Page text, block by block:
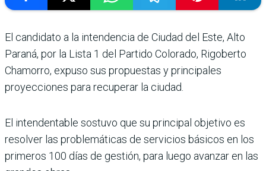
El candidato a la intendencia de Ciudad del Este, Alto
Paraná, por la Lista 1 del Partido Colorado, Rigoberto
Chamorro, expuso sus propuestas y principales
proyecciones para recuperar la ciudad.
El intendentable sostuvo que su principal objetivo es
resolver las problemáticas de servicios básicos en los
primeros 100 días de gestión, para luego avanzar en las